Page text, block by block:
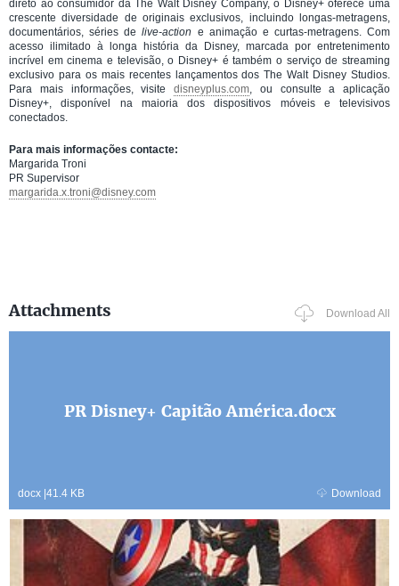
direto ao consumidor da The Walt Disney Company, o Disney+ oferece uma
crescente diversidade de originais exclusivos, incluindo longas-metragens,
documentários, séries delive-action e animação e curtas-metragens. Com
acesso ilimitado à longa história da Disney, marcada por entretenimento
incrível em cinema e televisão, o Disney+ é também o serviço de streaming
exclusivo para os mais recentes lançamentos dos The Walt Disney Studios.
Para mais informações, visite disneyplus.com , ou consulte a aplicação
Disney+, disponível na maioria dos dispositivos móveis e televisivos
conectados.
Para mais informações contacte:
Margarida Troni
PR Supervisor
margarida.x.troni@disney.com
Attachments Download All
PR Disney+ Capitão América.docx
docx |41.4 KB Download